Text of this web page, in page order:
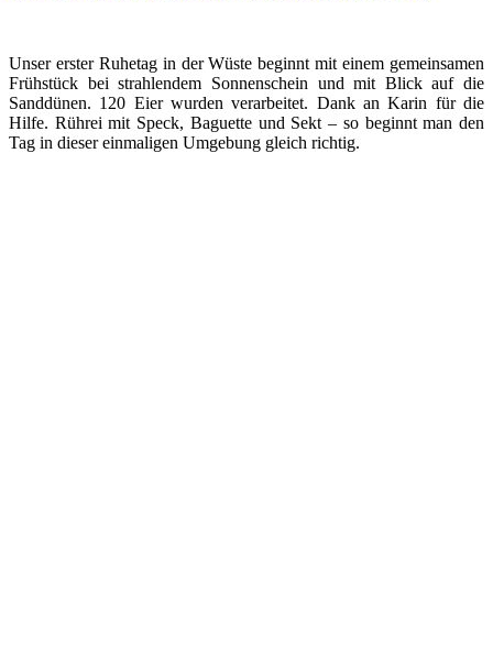
Unser erster Ruhetag in der Wüste beginnt mit einem gemeinsamen
Frühstück bei strahlendem Sonnenschein und mit Blick auf die
Sanddünen. 120 Eier wurden verarbeitet. Dank an Karin für die
Hilfe. Rührei mit Speck, Baguette und Sekt – so beginnt man den
Tag in dieser einmaligen Umgebung gleich richtig.